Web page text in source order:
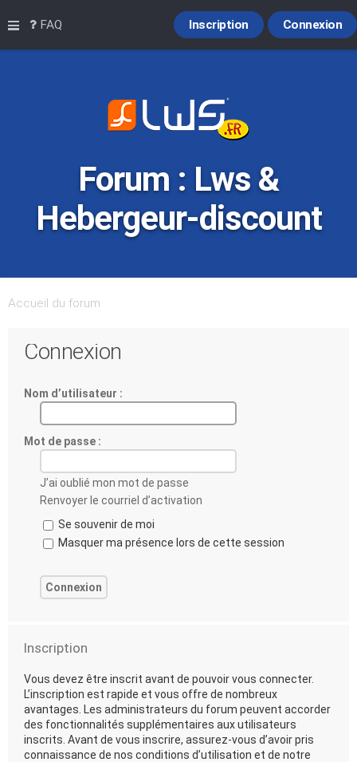
Raccourcis
FAQ Connexion
Inscription
Forum : Lws &
Hebergeur-discount
Accueil du forum
Connexion
Nom d’utilisateur :
Mot de passe :
J’ai oublié mon mot de passe
Renvoyer le courriel d’activation
Se souvenir de moi
Masquer ma présence lors de cette session
Inscription
Vous devez être inscrit avant de pouvoir vous connecter.
L’inscription est rapide et vous offre de nombreux
avantages. Les administrateurs du forum peuvent accorder
des fonctionnalités supplémentaires aux utilisateurs
inscrits. Avant de vous inscrire, assurez-vous d’avoir pris
connaissance de nos conditions d’utilisation et de notre